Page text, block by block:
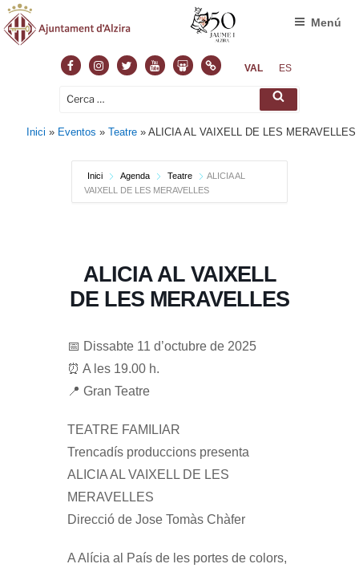
FacebookInstagram
TwitterYoutubeSlideshare
NormasVAL ES
Cerca: Cerca
Menú
Inici » Eventos »Teatre »ALICIA AL VAIXELL DE LES MERAVELLES
Inici Agenda Teatre
ALICIA AL
VAIXELL DE LES MERAVELLES
ALICIA AL VAIXELL
DE LES MERAVELLES
📅 Dissabte 11 d’octubre de 2025
⏰ A les 19.00 h.
📍 Gran Teatre
TEATRE FAMILIAR
Trencadís produccions presenta
ALICIA AL VAIXELL DE LES
MERAVELLES
Direcció de Jose Tomàs Chàfer
A Alícia al País de les portes de colors,